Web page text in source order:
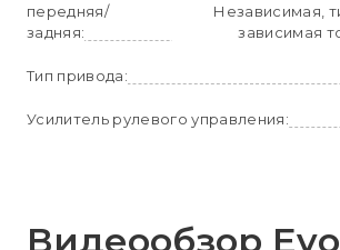
передняя/
задняя:
Независимая,
зависимая
Тип привода:
Усилитель рулевого управления:
Видеообзор